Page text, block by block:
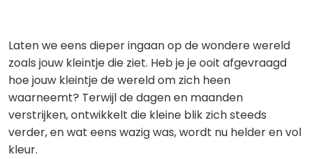
Laten we eens dieper ingaan op de wondere wereld
zoals jouw kleintje die ziet. Heb je je ooit afgevraagd
hoe jouw kleintje de wereld om zich heen
waarneemt? Terwijl de dagen en maanden
verstrijken, ontwikkelt die kleine blik zich steeds
verder, en wat eens wazig was, wordt nu helder en vol
kleur.